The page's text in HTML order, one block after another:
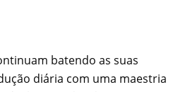
batendo as suas
diária com uma maestria